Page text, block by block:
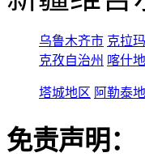
乌鲁木齐市 克拉
克孜自治州 喀什
塔城地区 阿勒泰
免责声明：